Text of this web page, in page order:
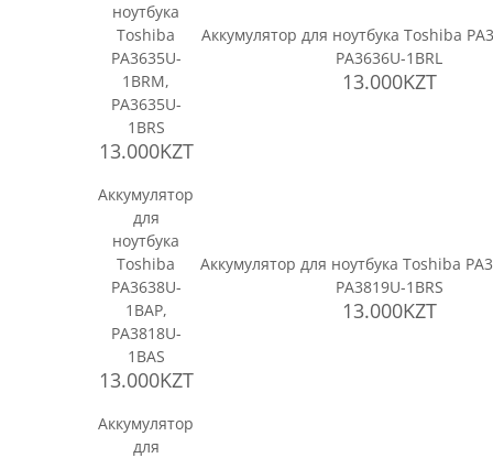
ноутбука
Toshiba
PA3635U-
1BRM,
PA3635U-
1BRS
13.000KZT
Аккумулятор для ноутбука Toshiba
PA3636U-1BRL
13.000KZT
Аккумулятор
для
ноутбука
Toshiba
PA3638U-
1BAP,
PA3818U-
1BAS
13.000KZT
Аккумулятор для ноутбука Toshiba
PA3819U-1BRS
13.000KZT
Аккумулятор
для